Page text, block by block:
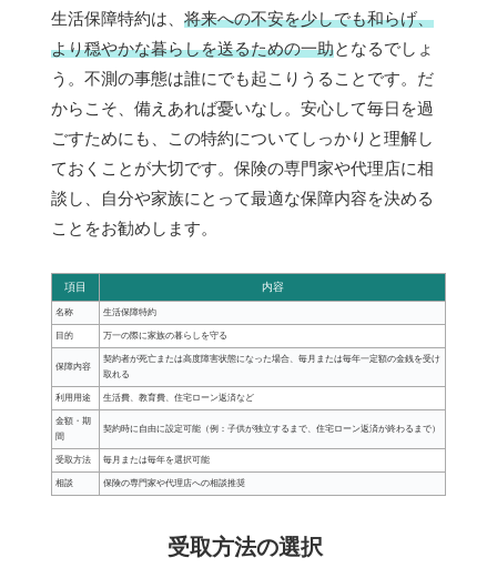
生活保障特約は、 将来への不安を少しでも和らげ、
より穏やかな暮らしを送るための一助となるでしょ
う。不測の事態は誰にでも起こりうることです。だ
からこそ、備えあれば憂いなし。安心して毎日を過
ごすためにも、この特約についてしっかりと理解し
ておくことが大切です。保険の専門家や代理店に相
談し、自分や家族にとって最適な保障内容を決める
ことをお勧めします。
項目 内容
名称 生活保障特約
目的 万一の際に家族の暮らしを守る
保障内容
契約者が死亡または高度障害状態になった場合、毎月または毎年一定額の金銭を受け
取れる
利用用途 生活費、教育費、住宅ローン返済など
金額・期
間
契約時に自由に設定可能（例：子供が独立するまで、住宅ローン返済が終わるまで）
受取方法 毎月または毎年を選択可能
相談 保険の専門家や代理店への相談推奨
受取方法の選択